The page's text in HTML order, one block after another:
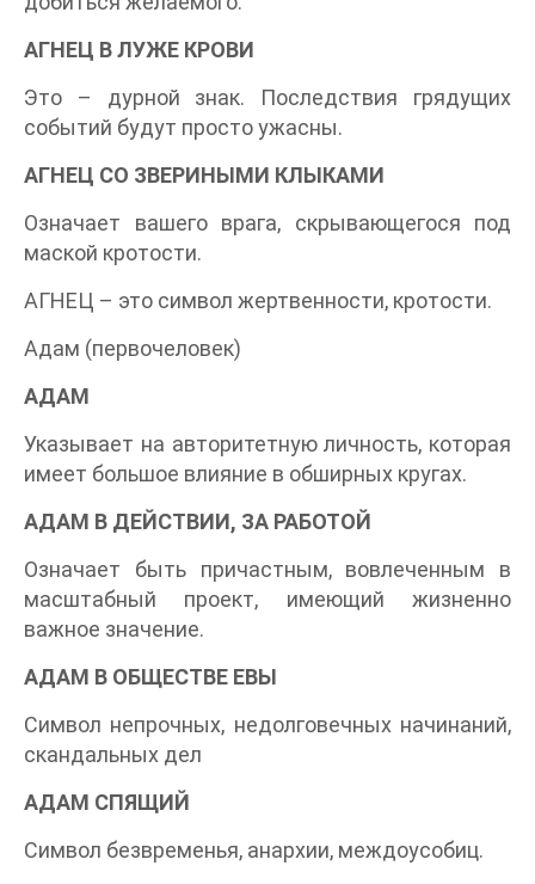
АГНЕЦ В ЛУЖЕ КРОВИ
Это – дурной знак. Последствия грядущих
событий будут просто ужасны.
АГНЕЦ СО ЗВЕРИНЫМИ КЛЫКАМИ
Означает вашего врага, скрывающегося под
маской кротости.
АГНЕЦ – это символ жертвенности, кротости.
Адам (первочеловек)
АДАМ
Указывает на авторитетную личность, которая
имеет большое влияние в обширных кругах.
АДАМ В ДЕЙСТВИИ, ЗА РАБОТОЙ
Означает быть причастным, вовлеченным в
масштабный проект, имеющий жизненно
важное значение.
АДАМ В ОБЩЕСТВЕ ЕВЫ
Символ непрочных, недолговечных начинаний,
скандальных дел
АДАМ СПЯЩИЙ
Символ безвременья, анархии, междоусобиц.